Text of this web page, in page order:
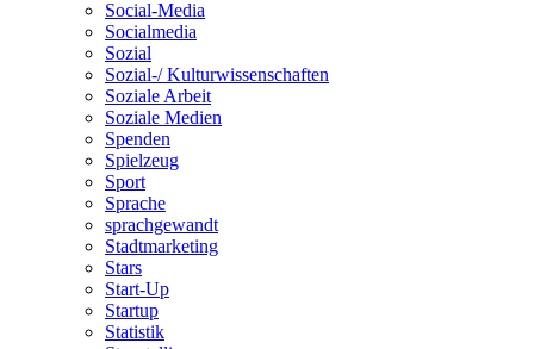
Social-Media
Socialmedia
Sozial
Sozial-/ Kulturwissenschaften
Soziale Arbeit
Soziale Medien
Spenden
Spielzeug
Sport
Sprache
sprachgewandt
Stadtmarketing
Stars
Start-Up
Startup
Statistik